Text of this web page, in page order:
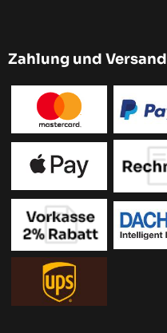
Zahlung und Versand